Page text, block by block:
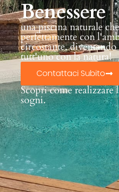
Benessere
una piscina naturale
perfettamente con
circostante,
tutt'uno con la natura!
Contattaci Subito
Scopri come
sogni.